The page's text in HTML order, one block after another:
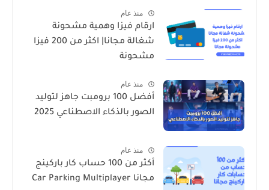
منذ عام
ارقام فيزا وهمية مشحونة
شغالة مجانا| اكثر من 200 فيزا
مشحونة
منذ عام
أفضل 100 برومبت جاهز لتوليد
الصور بالذكاء الاصطناعي 2025
منذ عام
أكثر من 100 حساب كار باركينج
مجانا Car Parking Multiplayer